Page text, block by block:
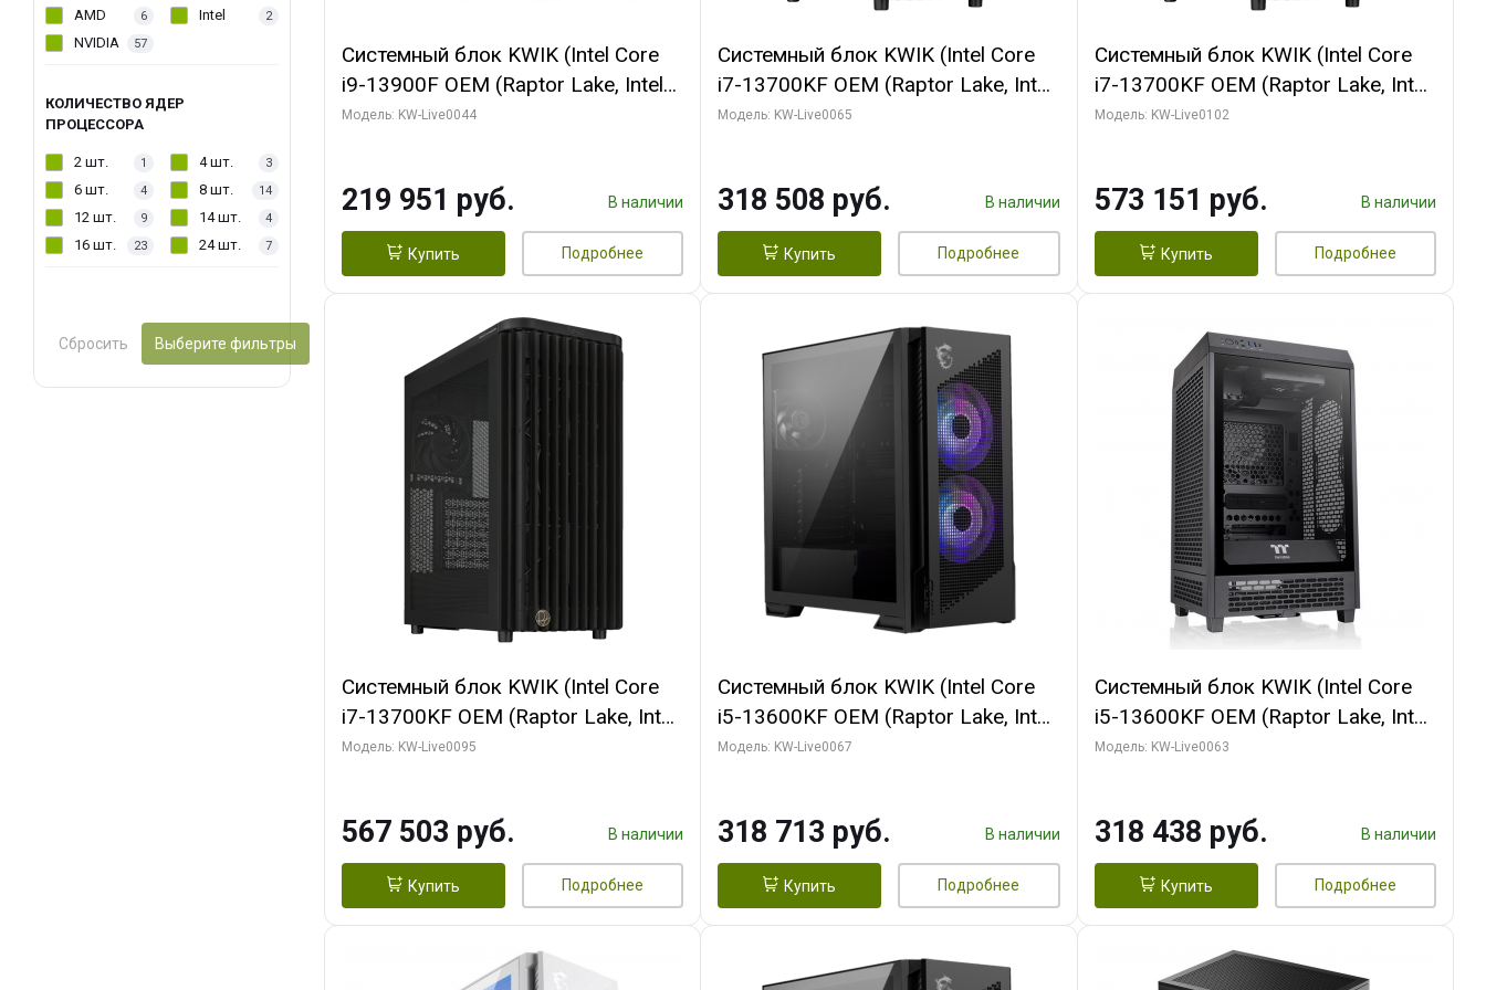
AMD 6 Intel 2
NVIDIA 57
КОЛИЧЕСТВО ЯДЕР
ПРОЦЕССОРА
2 шт. 1 4 шт. 3
6 шт. 4 8 шт. 14
12 шт. 9 14 шт. 4
16 шт. 23 24 шт. 7
Сбросить Выберите фильтры
Системный блок KWIK (Intel Core
i9-13900F OEM (Raptor Lake, Intel
7, Efficient-co/ 32 ГБ ОЗУ (2
HD/ 512 ГБ SSD)
Модель: KW-Live0044
219 951 руб. В наличии
Купить Подробнее
Системный блок KWIK (Intel Core
i7-13700KF OEM (Raptor Lake, Intel
7, C16 8EC/8PC/ 64 ГБ ОЗУ (2
2/ 1 ТБ SSD)
Модель: KW-Live0065
318 508 руб. В наличии
Купить Подробнее
Системный блок KWIK (Intel Core
i7-13700KF OEM (Raptor Lake, Intel
7, C16 8EC/8PC/ 32 ГБ ОЗУ (2
Turbo/ 960 ГБ SSD)
Модель: KW-Live0102
573 151 руб. В наличии
Купить Подробнее
Системный блок KWIK (Intel Core
i7-13700KF OEM (Raptor Lake, Intel
7, C16 8EC/8PC/ 32 ГБ ОЗУ (2
Turbo/ 512 ГБ SSD)
Модель: KW-Live0095
567 503 руб. В наличии
Купить Подробнее
Системный блок KWIK (Intel Core
i5-13600KF OEM (Raptor Lake, Intel
7, C14 8EC/6PC/ 64 ГБ ОЗУ/ Palit
SSD)
Модель: KW-Live0067
318 713 руб. В наличии
Купить Подробнее
Системный блок KWIK (Intel Core
i5-13600KF OEM (Raptor Lake, Intel
7, C14 8EC/6PC/ 64 ГБ ОЗУ/ MSI
SSD)
Модель: KW-Live0063
318 438 руб. В наличии
Купить Подробнее